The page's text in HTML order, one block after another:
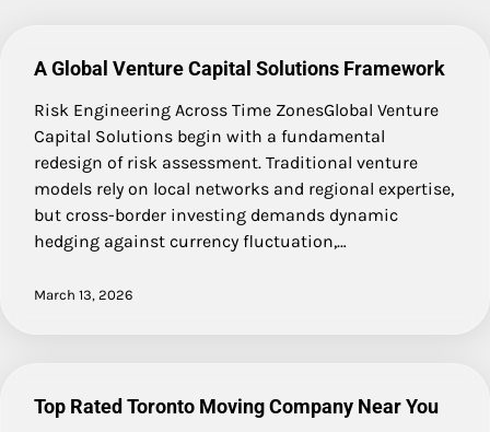
A Global Venture Capital Solutions Framework
Risk Engineering Across Time ZonesGlobal Venture
Capital Solutions begin with a fundamental
redesign of risk assessment. Traditional venture
models rely on local networks and regional expertise,
but cross-border investing demands dynamic
hedging against currency fluctuation,…
March 13, 2026
Top Rated Toronto Moving Company Near You